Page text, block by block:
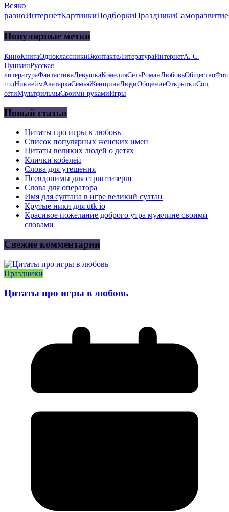
Всяко
разноИнтернетКартинкиПодборкиПраздникиСаморазвитие
Популярные метки
КиноКнигаОдноклассникиВконтактеЛитератураИнтернетА. С.
ПушкинРусская
литератураФантастикаДевушкаКомедияСетьРоманЛюбовьОбщество
годНикнеймАватаркаСемьяЖенщинаЛюдиОбщениеОткрыткиСоц.
сетиМультфильмыСвоими рукамиИгры
Новый статьи
Цитаты про игры в любовь
Список популярных женских имен
Цитаты великих людей о детях
Клички кобелей
Слова для утешения
Псевдонимы для стриптизерш
Слова для оператора
Имя для султана в игре великий султан
Крутые ники для utk io
Красивое пожелание доброго утра мужчине своими
словами
Свежие комментарии
Праздники
Цитаты про игры в любовь